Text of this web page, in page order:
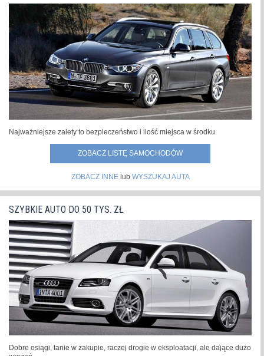
Najważniejsze zalety to bezpieczeństwo i ilość miejsca w środku.
ZOBACZ LISTĘ SAMOCHODÓW
ZOBACZ INNElub WYSZUKAJ AUTA
SZYBKIE AUTO DO 50 TYS. ZŁ
Dobre osiągi, tanie w zakupie, raczej drogie w eksploatacji, ale dające dużo